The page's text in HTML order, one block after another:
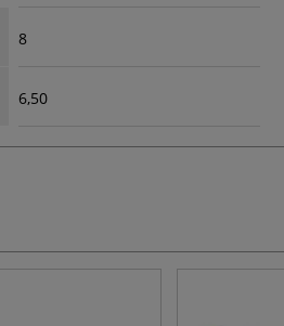
8
6,50